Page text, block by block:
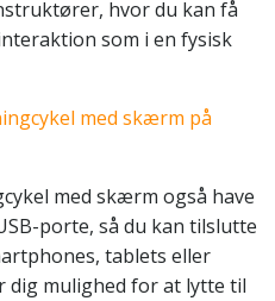
hvor du kan få
som i en fysisk
med skærm på
med skærm også have
porte, så du kan tilslutte
tablets eller
dig mulighed for at lytte til